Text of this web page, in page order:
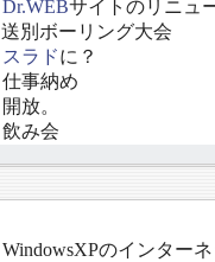
Dr.WEBサイトのリニュ
送別ボーリング大会
スラドに？
仕事納め
開放。
飲み会
WindowsXPのインター